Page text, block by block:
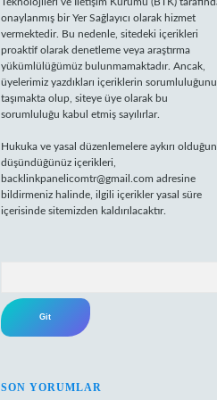
onaylanmış bir Yer Sağlayıcı olarak hizmet
vermektedir. Bu nedenle, sitedeki içerikleri
proaktif olarak denetleme veya araştırma
yükümlülüğümüz bulunmamaktadır. Ancak,
üyelerimiz yazdıkları içeriklerin sorumluluğunu
taşımakta olup, siteye üye olarak bu
sorumluluğu kabul etmiş sayılırlar.
Hukuka ve yasal düzenlemelere aykırı
düşündüğünüz içerikleri,
backlinkpanelicomtr@gmail.com adresine
bildirmeniz halinde, ilgili içerikler yasal süre
içerisinde sitemizden kaldırılacaktır.
SON YORUMLAR